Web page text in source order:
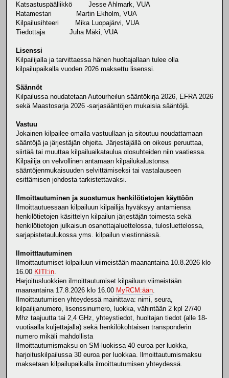
Katsastuspäällikkö Jesse Ahlmark, VUA
Ratamestari Martin Ekholm, VUA
Kilpailusihteeri Mika Luopajärvi, VUA
Tiedottaja Juha Mäki, VUA
Lisenssi
Kilpailijalla ja tarvittaessa hänen huoltajallaan tulee olla
kilpailupaikalla vuoden 2026 maksettu lisenssi.
Säännöt
Kilpailussa noudatetaan Autourheilun sääntökirja 2026, EFRA 2026
sekä Maastosarja 2026 -sarjasääntöjen mukaisia sääntöjä.
Vastuu
Jokainen kilpailee omalla vastuullaan ja sitoutuu noudattamaan
sääntöjä ja järjestäjän ohjeita. Järjestäjällä on oikeus peruuttaa,
siirtää tai muuttaa kilpailuaikataulua olosuhteiden niin vaatiessa.
Kilpailija on velvollinen antamaan kilpailukalustonsa
sääntöjenmukaisuuden selvittämiseksi tai vastalauseen
esittämisen johdosta tarkistettavaksi.
Ilmoittautuminen ja suostumus henkilötietojen käyttöön
Ilmoittautuessaan kilpailuun kilpailija hyväksyy antamiensa
henkilötietojen käsittelyn kilpailun järjestäjän toimesta sekä
henkilötietojen julkaisun osanottajaluettelossa, tulosluettelossa,
sarjapistetaulukossa yms. kilpailun viestinnässä.
Ilmoitttautuminen
Ilmoittautumiset kilpailuun viimeistään maanantaina 10.8.2026 klo
16.00 KITI:in.
Harjoitusluokkien iImoittautumiset kilpailuun viimeistään
maanantaina 17.8.2026 klo 16.00 MyRCM:ään.
Ilmoittautumisen yhteydessä mainittava: nimi, seura,
kilpailijanumero, lisenssinumero, luokka, vähintään 2 kpl 27/40
Mhz taajuutta tai 2,4 GHz, yhteystiedot, huoltajan tiedot (alle 18-
vuotiaalla kuljettajalla) sekä henkilökohtaisen transponderin
numero mikäli mahdollista
Ilmoittautumismaksu on SM-luokissa 40 euroa per luokka,
harjoituskilpailussa 30 euroa per luokkaa. llmoittautumismaksu
maksetaan kilpailupaikalla ilmoittautumisen yhteydessä.